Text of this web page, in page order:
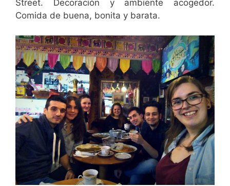
Street. Decoración y ambiente acogedor.
Comida de buena, bonita y barata.